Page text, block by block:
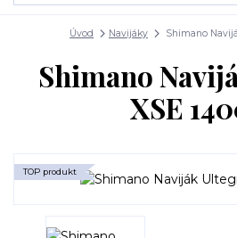
Úvod Navijáky Shimano
Shimano
XSE
TOP produkt